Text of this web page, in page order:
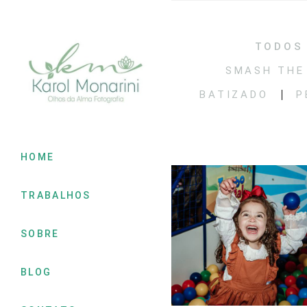
HOME
TRABALHOS
SOBRE
BLOG
TODOS
SMASH THE
BATIZADO
2032 0